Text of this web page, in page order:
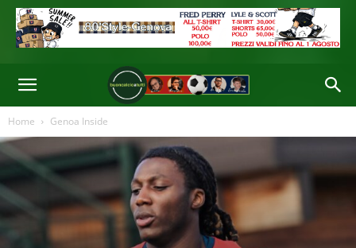
Home Genoa Inside
Di Alessio Semino - 21 Mag 2026 17:48